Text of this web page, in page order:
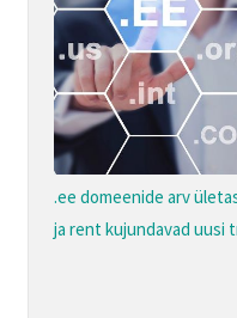
.ee domeenide arv
ja rent kujundavad uusi